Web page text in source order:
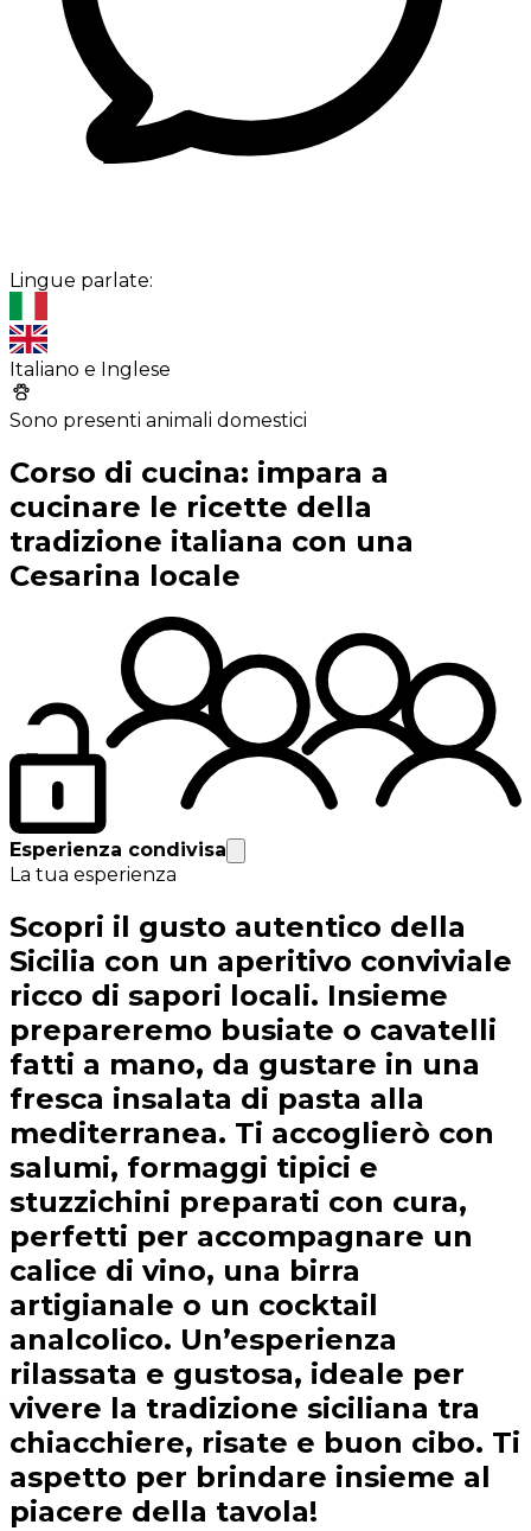
Lingue parlate:
Italiano e Inglese
Sono presenti animali domestici
Corso di cucina: impara a
cucinare le ricette della
tradizione italiana con una
Cesarina locale
Esperienza condivisa
La tua esperienza
Scopri il gusto autentico della
Sicilia con un aperitivo conviviale
ricco di sapori locali. Insieme
prepareremo busiate o cavatelli
fatti a mano, da gustare in una
fresca insalata di pasta alla
mediterranea. Ti accoglierò con
salumi, formaggi tipici e
stuzzichini preparati con cura,
perfetti per accompagnare un
calice di vino, una birra
artigianale o un cocktail
analcolico. Un’esperienza
rilassata e gustosa, ideale per
vivere la tradizione siciliana tra
chiacchiere, risate e buon cibo. Ti
aspetto per brindare insieme al
piacere della tavola!